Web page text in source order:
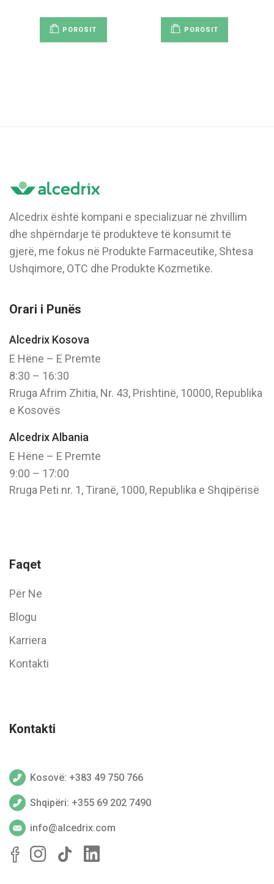
POROSIT POROSIT
Alcedrix është kompani e specializuar në zhvillim
dhe shpërndarje të produkteve të konsumit të
gjerë, me fokus në Produkte Farmaceutike, Shtesa
Ushqimore, OTC dhe Produkte Kozmetike.
Orari i Punës
Alcedrix Kosova
E Hëne – E Premte
8:30 – 16:30
Rruga Afrim Zhitia, Nr. 43, Prishtinë, 10000, Republika
e Kosovës
Alcedrix Albania
E Hëne – E Premte
9:00 – 17:00
Rruga Peti nr. 1, Tiranë, 1000, Republika e Shqipërisë
Faqet
Për Ne
Blogu
Karriera
Kontakti
Kontakti
Kosovë: +383 49 750 766
Shqipëri: +355 69 202 7490
info@alcedrix.com